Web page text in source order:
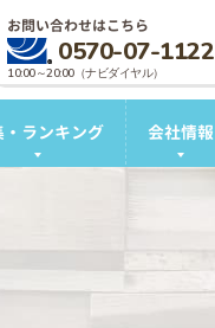
お問い合わせはこちら
0570-07-1122
10:00～20:00（ナビダイヤル）
・ランキング 会社情報